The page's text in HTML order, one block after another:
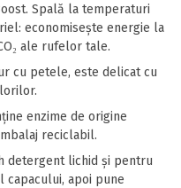
Spală la temperaturi
economisește energie la
ale rufelor tale.
cu petele, este delicat cu
enzime de origine
reciclabil.
detergent lichid și pentru
apoi pune